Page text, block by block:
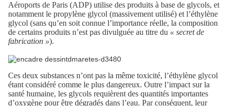
Aéroports de Paris (ADP) utilise des produits à base de glycols, et
notamment le propylène glycol (massivement utilisé) et l’éthylène
glycol (sans qu’en soit connue l’importance réelle, la composition
de certains produits n’est pas divulguée au titre du « secret de
fabrication »).
Ces deux substances n’ont pas la même toxicité, l’éthylène glycol
étant considéré comme le plus dangereux. Outre l’impact sur la
santé humaine, les glycols requièrent des quantités importantes
d’oxygène pour être dégradés dans l’eau. Par conséquent, leur